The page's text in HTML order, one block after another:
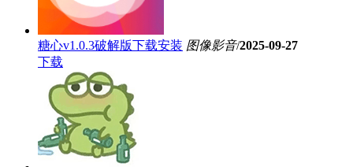
糖心v1.0.3破解版下载安装 图像影音/2025-09-27
下载